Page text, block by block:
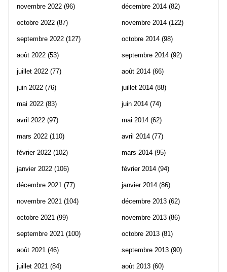
novembre 2022 (96)
octobre 2022 (87)
septembre 2022 (127)
août 2022 (53)
juillet 2022 (77)
juin 2022 (76)
mai 2022 (83)
avril 2022 (97)
mars 2022 (110)
février 2022 (102)
janvier 2022 (106)
décembre 2021 (77)
novembre 2021 (104)
octobre 2021 (99)
septembre 2021 (100)
août 2021 (46)
juillet 2021 (84)
décembre 2014 (82)
novembre 2014 (122)
octobre 2014 (98)
septembre 2014 (92)
août 2014 (66)
juillet 2014 (88)
juin 2014 (74)
mai 2014 (62)
avril 2014 (77)
mars 2014 (95)
février 2014 (94)
janvier 2014 (86)
décembre 2013 (62)
novembre 2013 (86)
octobre 2013 (81)
septembre 2013 (90)
août 2013 (60)